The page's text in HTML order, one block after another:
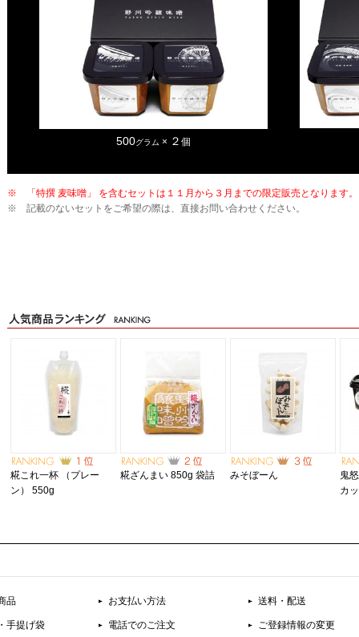
500グラム × ２ 個
※ 「特撰 麦味噌」 を含むセットは１１月から３月までの限定販売となります。
※ 記載のないセットをご希望の際は、直接お問い合わせください。
糀これ一杯 （プレー
ン） 550g
糀ざんまい 850g 袋詰 みそぼーん
鬼
カ
品 お支払い方法 送料・配送
手提げ袋 電話でのご注文 ご登録情報の変更